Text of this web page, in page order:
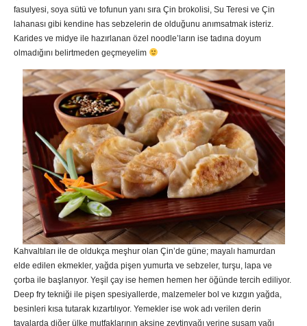
fasulyesi, soya sütü ve tofunun yanı sıra Çin brokolisi, Su Teresi ve Çin
lahanası gibi kendine has sebzelerin de olduğunu anımsatmak isteriz.
Karides ve midye ile hazırlanan özel noodle’ların ise tadına doyum
olmadığını belirtmeden geçmeyelim
Kahvaltıları ile de oldukça meşhur olan Çin’de güne; mayalı hamurdan
elde edilen ekmekler, yağda pişen yumurta ve sebzeler, turşu, lapa ve
çorba ile başlanıyor. Yeşil çay ise hemen hemen her öğünde tercih ediliyor.
Deep fry tekniği ile pişen spesiyallerde, malzemeler bol ve kızgın yağda,
besinleri kısa tutarak kızartılıyor. Yemekler ise wok adı verilen derin
tavalarda diğer ülke mutfaklarının aksine zeytinyağı yerine susam yağı